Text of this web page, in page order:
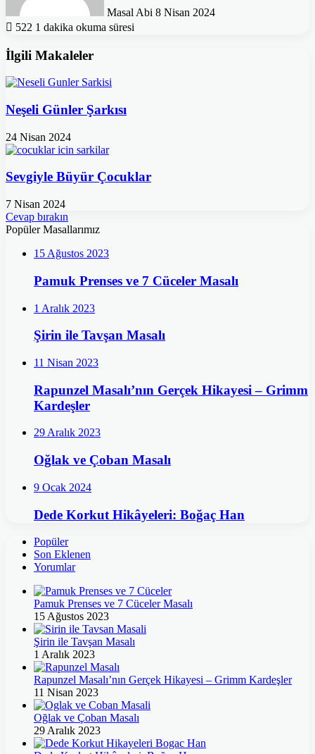
Masal Abi 8 Nisan 2024
522 1 dakika okuma süresi
İlgili Makaleler
Neşeli Günler Şarkısı
24 Nisan 2024
Sevgiyle Büyür Çocuklar
7 Nisan 2024
Cevap bırakın
Popüler Masallarımız
15 Ağustos 2023
Pamuk Prenses ve 7 Cüceler Masalı
1 Aralık 2023
Şirin ile Tavşan Masalı
11 Nisan 2023
Rapunzel Masalı’nın Gerçek Hikayesi – Grimm
Kardeşler
29 Aralık 2023
Oğlak ve Çoban Masalı
9 Ocak 2024
Dede Korkut Hikâyeleri: Boğaç Han
Popüler
Son Eklenen
Yorumlar
Pamuk Prenses ve 7 Cüceler Masalı
15 Ağustos 2023
Şirin ile Tavşan Masalı
1 Aralık 2023
Rapunzel Masalı’nın Gerçek Hikayesi – Grimm Kardeşler
11 Nisan 2023
Oğlak ve Çoban Masalı
29 Aralık 2023